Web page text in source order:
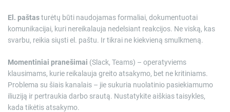
El. paštasturėtų būti naudojamas formaliai, dokumentuotai
komunikacijai, kuri nereikalauja nedelsiant reakcijos. Ne viską, kas
svarbu, reikia siųsti el. paštu. Ir tikrai ne kiekvieną smulkmeną.
Momentiniai pranešimai (Slack, Teams) – operatyviems
klausimams, kurie reikalauja greito atsakymo, bet ne kritiniams.
Problema su šiais kanalais – jie sukuria nuolatinio pasiekiamumo
iliuziją ir pertraukia darbo srautą. Nustatykite aiškias taisykles,
kada tikėtis atsakymo.